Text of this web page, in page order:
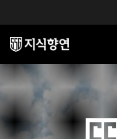
콘텐츠 시작